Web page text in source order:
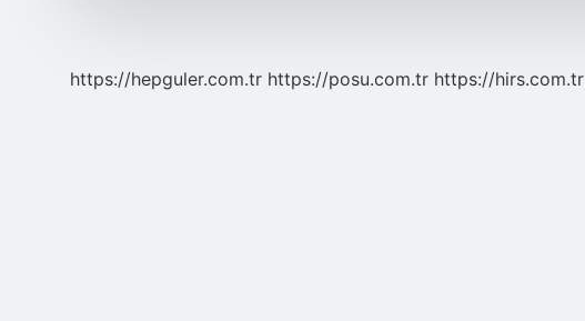
https://hepguler.com.tr https://posu.com.tr https://hirs.com.tr